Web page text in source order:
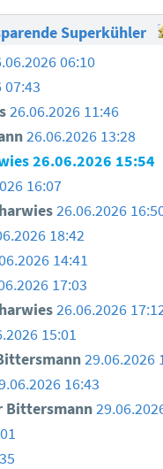
Superkühler
06:10
07:43
26.06.2026 11:46
26.06.2026 13:28
26.06.2026 15:54
16:07
26.06.2026
18:42
14:41
17:03
26.06.2026
15:01
29.06.2026
16:43
Bittersmann